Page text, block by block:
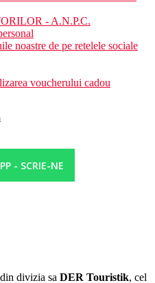
- A.N.P.C.
noastre de pe retelele sociale
voucherului cadou
- SCRIE-NE
divizia sa DER Touristik, cel